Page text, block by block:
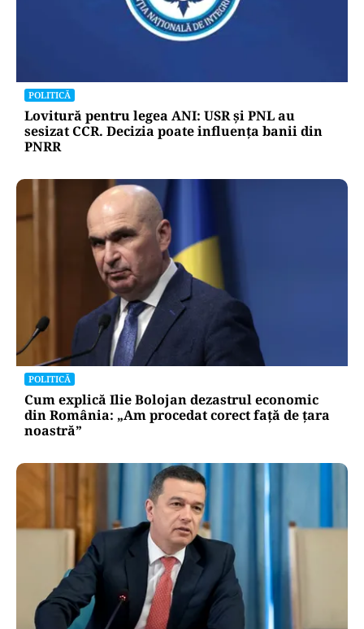
POLITICĂ
Lovitură pentru legea ANI: USR și PNL au
sesizat CCR. Decizia poate influența banii din
PNRR
POLITICĂ
Cum explică Ilie Bolojan dezastrul economic
din România: „Am procedat corect față de țara
noastră”